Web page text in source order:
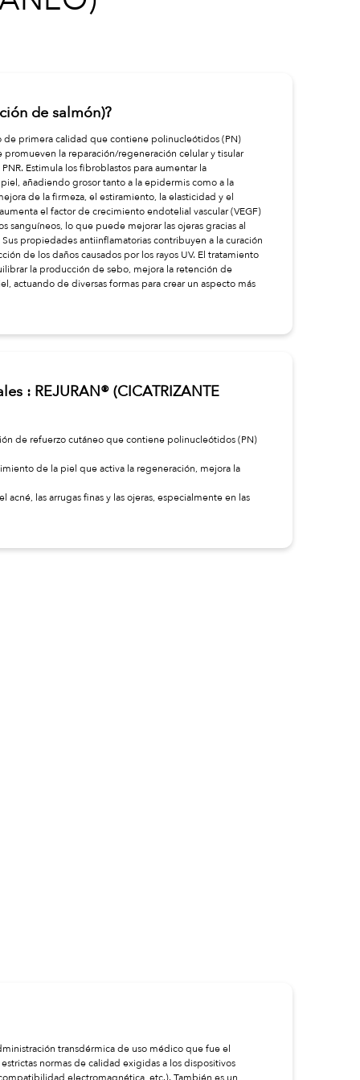
de salmón)?
de primera calidad que contiene polinucleótidos (PN)
la reparación/regeneración celular y tisular
Estimula los fibroblastos para aumentar la
añadiendo grosor tanto a la epidermis como a la
de la firmeza, el estiramiento, la elasticidad y el
el factor de crecimiento endotelial vascular (VEGF)
sanguíneos, lo que puede mejorar las ojeras gracias al
propiedades antiinflamatorias contribuyen a la curación
de los daños causados por los rayos UV. El tratamiento
la producción de sebo, mejora la retención de
actuando de diversas formas para crear un aspecto más
: REJURAN® (CICATRIZANTE
de refuerzo cutáneo que contiene polinucleótidos (PN)
de la piel que activa la regeneración, mejora la
acné, las arrugas finas y las ojeras, especialmente en las
transdérmica de uso médico que fue el
normas de calidad exigidas a los dispositivos
electromagnética, etc.). También es un